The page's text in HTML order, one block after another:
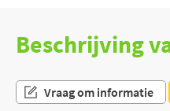
Beschrijving
Vraag om informatie